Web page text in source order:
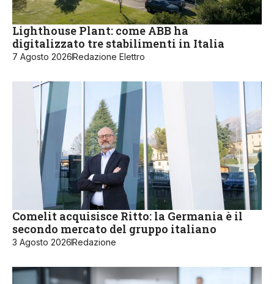
Lighthouse Plant: come ABB ha
digitalizzato tre stabilimenti in Italia
7 Agosto 2026Redazione Elettro
Comelit acquisisce Ritto: la Germania è il
secondo mercato del gruppo italiano
3 Agosto 2026Redazione